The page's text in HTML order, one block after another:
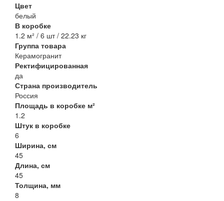
Цвет
белый
В коробке
1.2 м² / 6 шт / 22.23 кг
Группа товара
Керамогранит
Ректифицированная
да
Страна производитель
Россия
Площадь в коробке м²
1.2
Штук в коробке
6
Ширина, см
45
Длина, см
45
Толщина, мм
8